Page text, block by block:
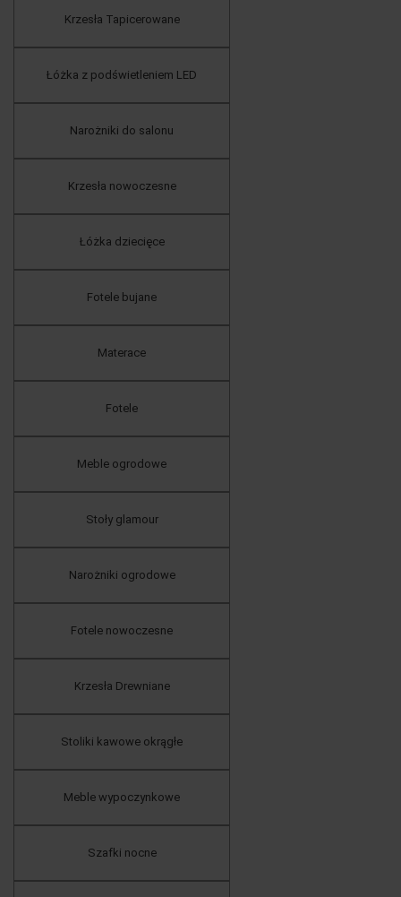
Krzesła Tapicerowane
Łóżka z podświetleniem LED
Narożniki do salonu
Krzesła nowoczesne
Łóżka dziecięce
Fotele bujane
Materace
Fotele
Meble ogrodowe
Stoły glamour
Narożniki ogrodowe
Fotele nowoczesne
Krzesła Drewniane
Stoliki kawowe okrągłe
Meble wypoczynkowe
Szafki nocne